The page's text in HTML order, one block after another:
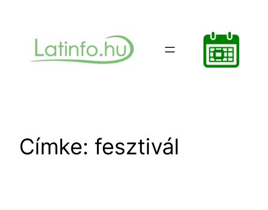
tartalomhoz
Címke: fesztivál